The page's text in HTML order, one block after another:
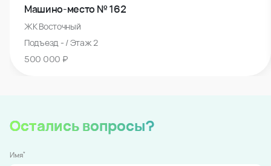
Машино-место № 162
ЖК Восточный
Подъезд - / Этаж 2
500 000 ₽
Остались вопросы?
Имя*